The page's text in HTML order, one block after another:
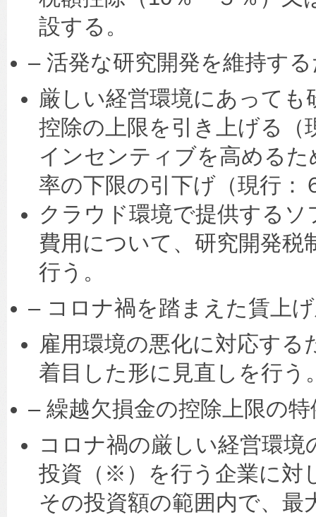
設する。
– 活発な研究開発を維持す
厳しい経営環境にあって
控除の上限を引き上げる
インセンティブを高める
率の下限の引下げ（現行
クラウド環境で提供する
費用について、研究開発
行う。
– コロナ禍を踏まえた賃上
雇用環境の悪化に対応する
着目した形に見直しを行う
– 繰越欠損金の控除上限の特
コロナ禍の厳しい経営環
投資（※）を行う企業に対
その投資額の範囲内で、最